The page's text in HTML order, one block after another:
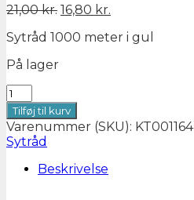
21,00kr. Den
pris
16,80 kr.
pris
Sytråd 1000 meter i gul
På lager
Sytråd
1000
meter
gul
antal
Tilføj til kurv
Varenummer (SKU): KT001164
Sytråd
Beskrivelse